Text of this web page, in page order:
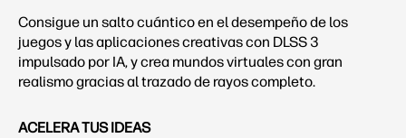
Consigue un salto cuántico en el desempeño de los
juegos y las aplicaciones creativas con DLSS 3
impulsado por IA, y crea mundos virtuales con gran
realismo gracias al trazado de rayos completo.
ACELERA TUS IDEAS